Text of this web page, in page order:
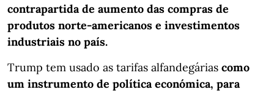
contrapartida de aumento das compras de
produtos norte-americanos e investimentos
industriais no país.
Trump tem usado as tarifas alfandegárias como
um instrumento de política económica, para